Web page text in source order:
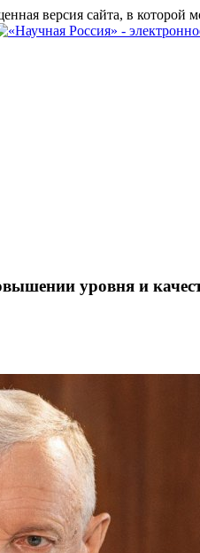
версия сайта, в которой
уровня и